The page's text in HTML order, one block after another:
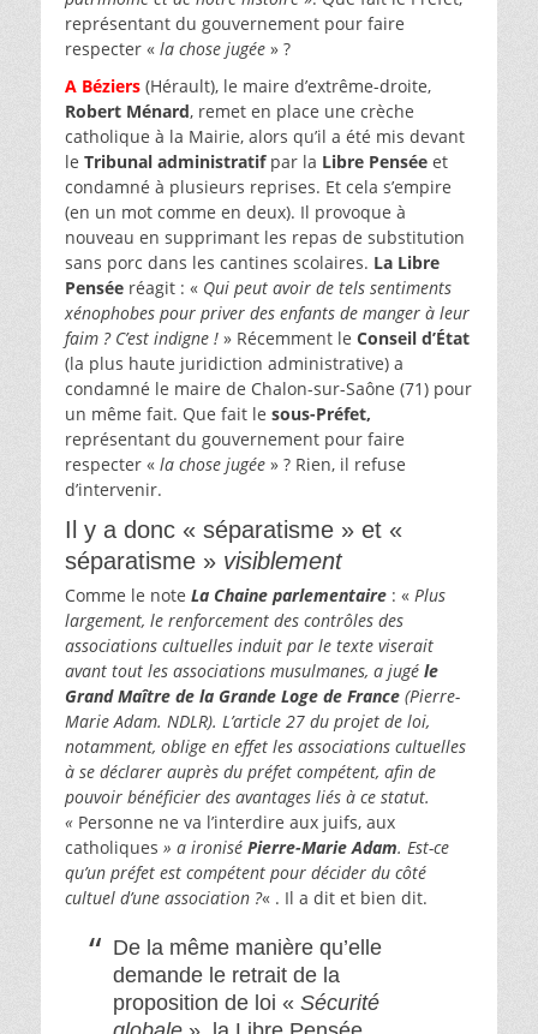
représentant du gouvernement pour faire
respecter « la chose jugée » ?
A Béziers (Hérault), le maire d’extrême-droite,
Robert Ménard, remet en place une crèche
catholique à la Mairie, alors qu’il a été mis devant
le Tribunal administratifpar la Libre Pensée et
condamné à plusieurs reprises. Et cela s’empire
(en un mot comme en deux). Il provoque à
nouveau en supprimant les repas de substitution
sans porc dans les cantines scolaires. La Libre
Pensée réagit : « Qui peut avoir de tels sentiments
xénophobes pour priver des enfants de manger à leur
faim ? C’est indigne ! » Récemment le Conseil d’État
(la plus haute juridiction administrative) a
condamné le maire de Chalon-sur-Saône (71) pour
un même fait. Que fait le sous-Préfet,
représentant du gouvernement pour faire
respecter « la chose jugée » ? Rien, il refuse
d’intervenir.
Il y a donc « séparatisme » et «
séparatisme » visiblement
Comme le note La Chaine parlementaire : « Plus
largement, le renforcement des contrôles des
associations cultuelles induit par le texte viserait
avant tout les associations musulmanes, a jugé le
Grand Maître de la Grande Loge de France (Pierre-
Marie Adam. NDLR). L’article 27 du projet de loi,
notamment, oblige en effet les associations cultuelles
à se déclarer auprès du préfet compétent, afin de
pouvoir bénéficier des avantages liés à ce statut.
« Personne ne va l’interdire aux juifs, aux
catholiques » a ironisé Pierre-Marie Adam. Est-ce
qu’un préfet est compétent pour décider du côté
cultuel d’une association ?« . Il a dit et bien dit.
De la même manière qu’elle
demande le retrait de la
proposition de loi « Sécurité